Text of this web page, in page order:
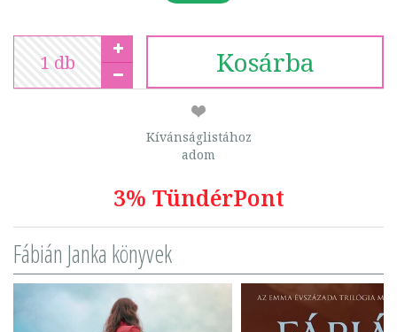
Kosárba
Kívánságlistához
adom
3% TündérPont
Fábián Janka könyvek